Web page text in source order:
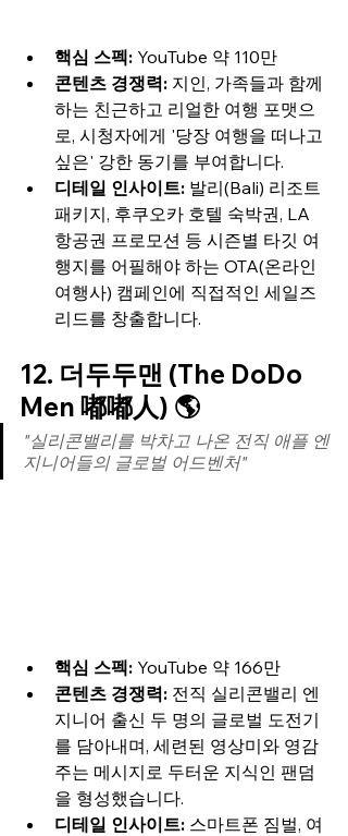
핵심 스펙: YouTube 약 110만
콘텐츠 경쟁력: 지인, 가족들과 함께
하는 친근하고 리얼한 여행 포맷으
로, 시청자에게 '당장 여행을 떠나고
싶은' 강한 동기를 부여합니다.
디테일 인사이트: 발리(Bali) 리조트
패키지, 후쿠오카 호텔 숙박권, LA
항공권 프로모션 등 시즌별 타깃 여
행지를 어필해야 하는 OTA(온라인
여행사) 캠페인에 직접적인 세일즈
리드를 창출합니다.
12. 더두두맨 (The DoDo
Men 嘟嘟人) 🌎
"실리콘밸리를 박차고 나온 전직 애플 엔
지니어들의 글로벌 어드벤처"
핵심 스펙: YouTube 약 166만
콘텐츠 경쟁력: 전직 실리콘밸리 엔
지니어 출신 두 명의 글로벌 도전기
를 담아내며, 세련된 영상미와 영감
주는 메시지로 두터운 지식인 팬덤
을 형성했습니다.
디테일 인사이트: 스마트폰 짐벌, 여